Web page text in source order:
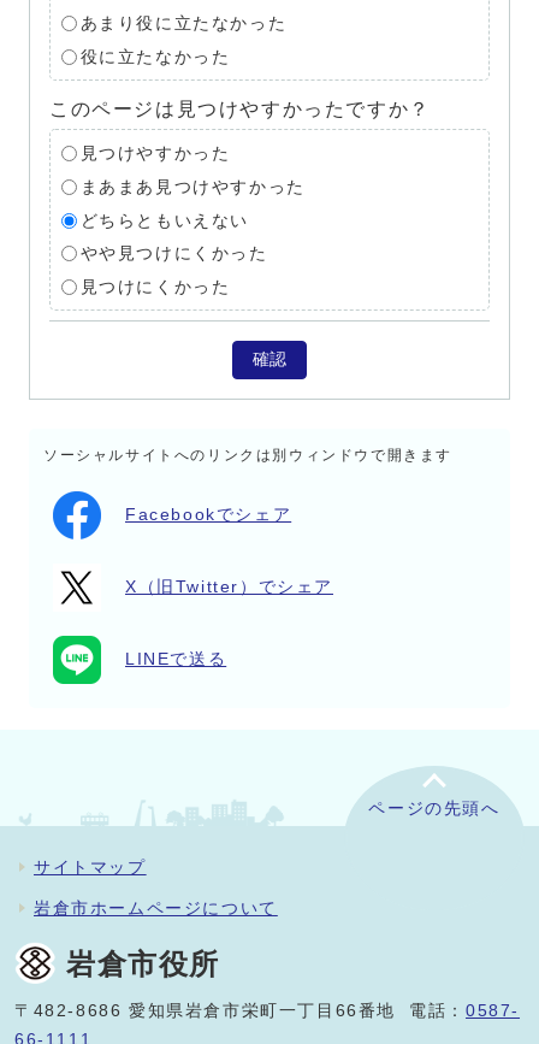
あまり役に立たなかった
役に立たなかった
このページは見つけやすかったですか？
見つけやすかった
まあまあ見つけやすかった
どちらともいえない
やや見つけにくかった
見つけにくかった
確認
ソーシャルサイトへのリンクは別ウィンドウで開きます
Facebookでシェア
X（旧Twitter）でシェア
LINEで送る
ページの先頭へ
サイトマップ
岩倉市ホームページについて
岩倉市役所
〒482-8686 愛知県岩倉市栄町一丁目66番地 電話：0587-
66-1111